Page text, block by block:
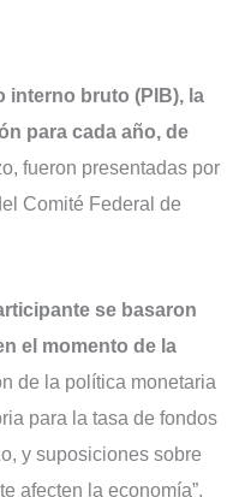
interno bruto (PIB), la
para cada año, de
fueron presentadas por
Comité Federal de
se basaron
el momento de la
de la política monetaria
para la tasa de fondos
y suposiciones sobre
afecten la economía”,